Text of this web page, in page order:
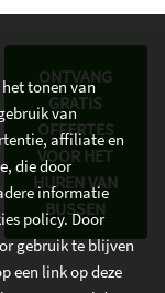
tonen van
van
affiliate en
die door
informatie
policy. Door
gebruik te blijven
een link op deze
ONTVANG
GRATIS
OFFERTES
VOOR HET
HUREN VAN
BUSSEN